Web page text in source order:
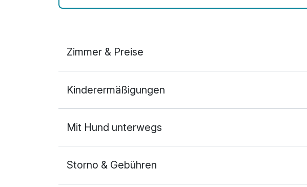
Zimmer & Preise
2 Erwachsene und 2 Kinder
Kinderermäßigungen
Mit Hund unterwegs
Storno & Gebühren